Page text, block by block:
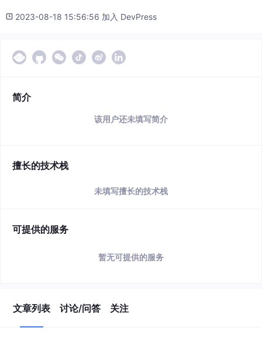
2023-08-18 15:56:56 加入 DevPress
简介
该用户还未填写简介
擅长的技术栈
未填写擅长的技术栈
可提供的服务
暂无可提供的服务
文章列表 讨论/问答 关注